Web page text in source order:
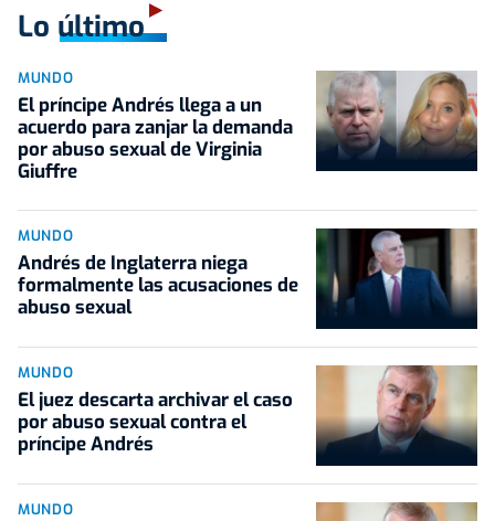
Lo último
MUNDO
El príncipe Andrés llega a un
acuerdo para zanjar la demanda
por abuso sexual de Virginia
Giuffre
MUNDO
Andrés de Inglaterra niega
formalmente las acusaciones de
abuso sexual
MUNDO
El juez descarta archivar el caso
por abuso sexual contra el
príncipe Andrés
MUNDO